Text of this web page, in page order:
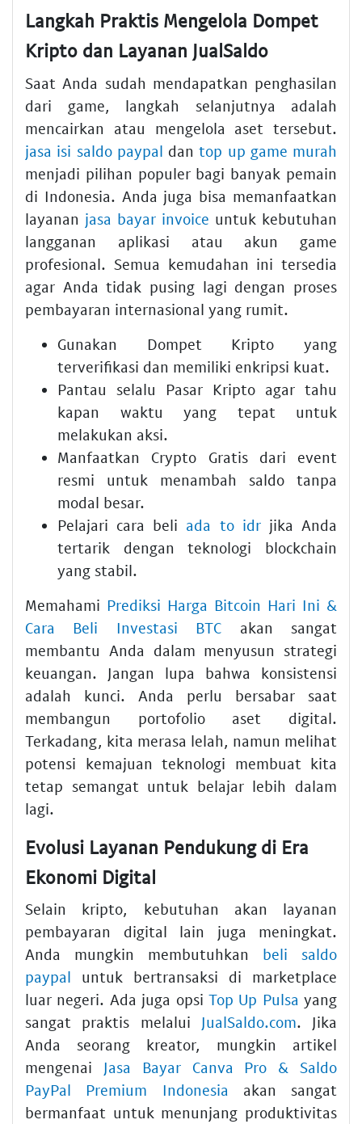
Langkah Praktis Mengelola Dompet
Kripto dan Layanan JualSaldo
Saat Anda sudah mendapatkan penghasilan
dari game, langkah selanjutnya adalah
mencairkan atau mengelola aset tersebut.
jasa isi saldo paypal dantop up game murah
menjadi pilihan populer bagi banyak pemain
di Indonesia. Anda juga bisa memanfaatkan
layanan jasa bayar invoice untuk kebutuhan
langganan aplikasi atau akun game
profesional. Semua kemudahan ini tersedia
agar Anda tidak pusing lagi dengan proses
pembayaran internasional yang rumit.
Gunakan
Dompet Kripto yang
terverifikasi dan memiliki enkripsi kuat.
Pantau selalu Pasar Kripto agar tahu
kapan waktu yang tepat untuk
melakukan aksi.
Manfaatkan Crypto Gratisdari event
resmi untuk menambah saldo tanpa
modal besar.
Pelajari cara beli ada to idrjika Anda
tertarik dengan teknologi blockchain
yang stabil.
Memahami Prediksi Harga Bitcoin Hari Ini &
Cara Beli Investasi BTC akan sangat
membantu Anda dalam menyusun strategi
keuangan. Jangan lupa bahwa konsistensi
adalah kunci. Anda perlu bersabar saat
membangun portofolio aset digital.
Terkadang, kita merasa lelah, namun melihat
potensi kemajuan teknologi membuat kita
tetap semangat untuk belajar lebih dalam
lagi.
Evolusi Layanan Pendukung di Era
Ekonomi Digital
Selain kripto, kebutuhan akan layanan
pembayaran digital lain juga meningkat.
Anda mungkin membutuhkan beli saldo
paypal untuk bertransaksi di marketplace
luar negeri. Ada juga opsi Top Up Pulsa yang
sangat praktis melalui JualSaldo.com. Jika
Anda seorang kreator, mungkin artikel
mengenai Jasa Bayar Canva Pro & Saldo
PayPal Premium Indonesia akan sangat
bermanfaat untuk menunjang produktivitas